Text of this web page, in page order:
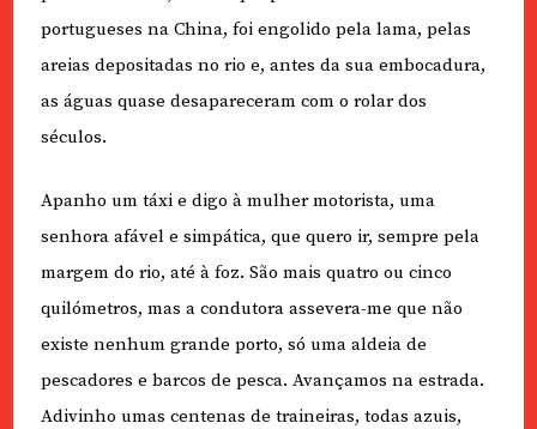
portugueses na China, foi engolido pela lama, pelas
areias depositadas no rio e, antes da sua embocadura,
as águas quase desapareceram com o rolar dos
séculos.
Apanho um táxi e digo à mulher motorista, uma
senhora afável e simpática, que quero ir, sempre pela
margem do rio, até à foz. São mais quatro ou cinco
quilómetros, mas a condutora assevera-me que não
existe nenhum grande porto, só uma aldeia de
pescadores e barcos de pesca. Avançamos na estrada.
Adivinho umas centenas de traineiras, todas azuis,